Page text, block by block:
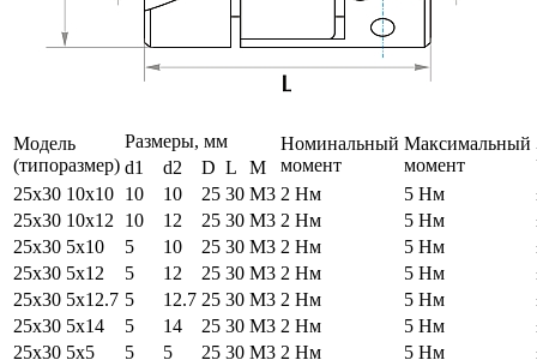
Модель
(типоразмер)
Размеры, мм
Номинальный
момент
Максимальный
момент
d1 d2 D L
M
25х30 10х10 10 10 25 30 М3 2 Нм 5 Нм
25х30 10х12
10 12 25 30 М3 2 Нм 5 Нм
25х30 5х10
5 10 25 30 М3 2 Нм 5 Нм
25х30 5х12
5 12 25 30 М3 2 Нм 5 Нм
25х30 5х12.7 5 12.7 25 30 М3 2 Нм 5 Нм
25х30 5х14
5 14 25 30 М3 2 Нм 5 Нм
25х30 5х5
5 5 25 30 М3 2 Нм 5 Нм